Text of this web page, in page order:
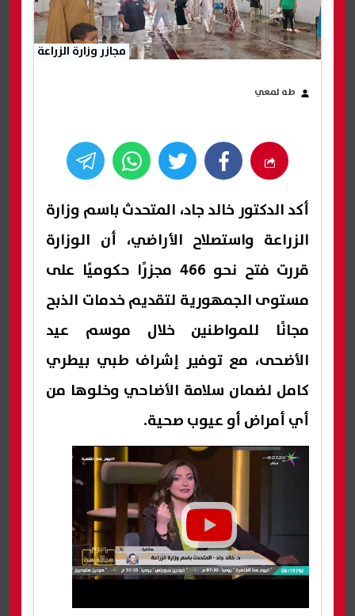
مجازر وزارة الزراعة
طه لمعي
أكد الدكتور خالد جاد، المتحدث باسم وزارة
الزراعة واستصلاح الأراضي، أن الوزارة
قررت فتح نحو 466 مجزرًا حكوميًا على
مستوى الجمهورية لتقديم خدمات الذبح
مجانًا للمواطنين خلال موسم عيد
الأضحى، مع توفير إشراف طبي بيطري
كامل لضمان سلامة الأضاحي وخلوها من
أي أمراض أو عيوب صحية.